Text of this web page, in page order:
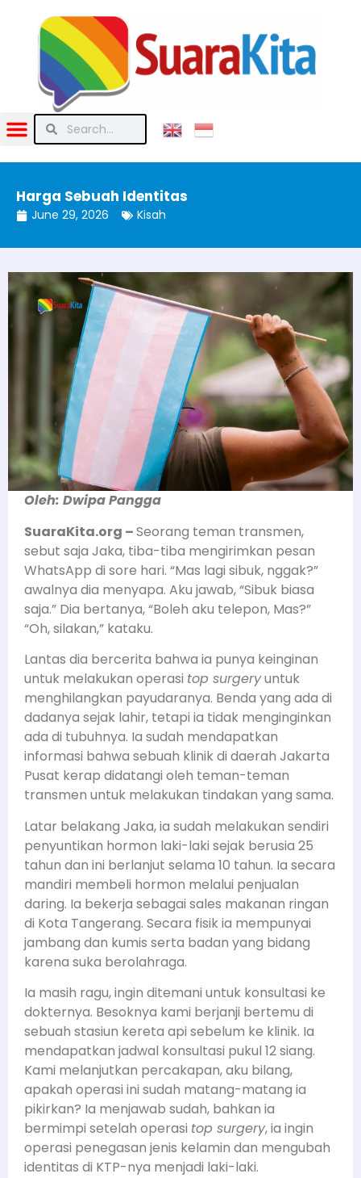
Harga Sebuah Identitas
June 29, 2026 Kisah
Oleh: Dwipa Pangga
SuaraKita.org –Seorang teman transmen,
sebut saja Jaka, tiba-tiba mengirimkan pesan
WhatsApp di sore hari. “Mas lagi sibuk, nggak?”
awalnya dia menyapa. Aku jawab, “Sibuk biasa
saja.” Dia bertanya, “Boleh aku telepon, Mas?”
“Oh, silakan,” kataku.
Lantas dia bercerita bahwa ia punya keinginan
untuk melakukan operasi top surgeryuntuk
menghilangkan payudaranya. Benda yang ada di
dadanya sejak lahir, tetapi ia tidak menginginkan
ada di tubuhnya. Ia sudah mendapatkan
informasi bahwa sebuah klinik di daerah Jakarta
Pusat kerap didatangi oleh teman-teman
transmen untuk melakukan tindakan yang sama.
Latar belakang Jaka, ia sudah melakukan sendiri
penyuntikan hormon laki-laki sejak berusia 25
tahun dan ini berlanjut selama 10 tahun. Ia secara
mandiri membeli hormon melalui penjualan
daring. Ia bekerja sebagai sales makanan ringan
di Kota Tangerang. Secara fisik ia mempunyai
jambang dan kumis serta badan yang bidang
karena suka berolahraga.
Ia masih ragu, ingin ditemani untuk konsultasi ke
dokternya. Besoknya kami berjanji bertemu di
sebuah stasiun kereta api sebelum ke klinik. Ia
mendapatkan jadwal konsultasi pukul 12 siang.
Kami melanjutkan percakapan, aku bilang,
apakah operasi ini sudah matang-matang ia
pikirkan? Ia menjawab sudah, bahkan ia
bermimpi setelah operasi top surgery, ia ingin
operasi penegasan jenis kelamin dan mengubah
identitas di KTP-nya menjadi laki-laki.